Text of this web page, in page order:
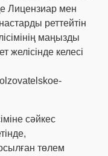
Лицензиар мен
реттейтін
маңызды
желісінде келесі
сәйкес
төлем